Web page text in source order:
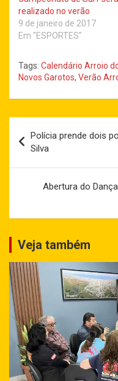
realizado no verão
9 de janeiro de 2017
Em "ESPORTES"
Tags: Calendário Arroio
Novos Garotos, Verão
de
Post
Polícia prende dois
Silva
Abertura do
Veja também